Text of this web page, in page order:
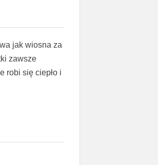
jak wiosna za
zawsze
robi się ciepło i